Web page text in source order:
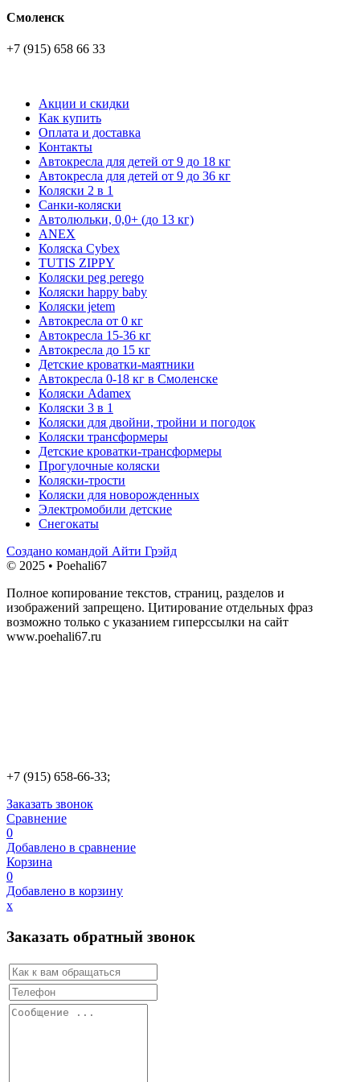
Смоленск
+7 (915) 658 66 33
Акции и скидки
Как купить
Оплата и доставка
Контакты
Автокресла для детей от 9 до 18 кг
Автокресла для детей от 9 до 36 кг
Коляски 2 в 1
Санки-коляски
Автолюльки, 0,0+ (до 13 кг)
ANEX
Коляска Cybex
TUTIS ZIPPY
Коляски peg perego
Коляски happy baby
Коляски jetem
Автокресла от 0 кг
Автокресла 15-36 кг
Автокресла до 15 кг
Детские кроватки-маятники
Автокресла 0-18 кг в Смоленске
Коляски Adamex
Коляски 3 в 1
Коляски для двойни, тройни и погодок
Коляски трансформеры
Детские кроватки-трансформеры
Прогулочные коляски
Коляски-трости
Коляски для новорожденных
Электромобили детские
Снегокаты
Создано командой Айти Грэйд
© 2025 • Poehali67
Полное копирование текстов, страниц, разделов и
изображений запрещено. Цитирование отдельных фраз
возможно только с указанием гиперссылки на сайт
www.poehali67.ru
+7 (915) 658-66-33;
Заказать звонок
Сравнение
0
Добавлено в сравнение
Корзина
0
Добавлено в корзину
х
Заказать обратный звонок